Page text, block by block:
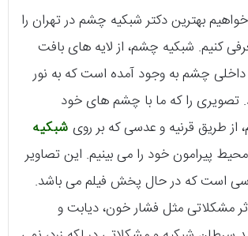
بهترین دکتر شبکیه چشم در تهران را
کنیم. شبکیه چشم، از لایه های بافت
چشم به وجود آمده است که به نور
را که ما با چشم های خود
از طریق قرنیه و عدسی که بر روی شبکیه
پیرامون خود را می بینیم. این تصاویر
است که در حال پخش فیلم می باشد.
اثر مشکلاتی مثل فشار خون، دیابت و